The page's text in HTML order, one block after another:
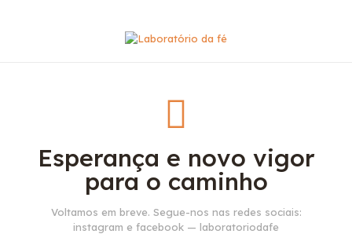
Esperança e novo vigor
para o caminho
Voltamos em breve. Segue-nos nas redes sociais:
instagram e facebook — laboratoriodafe